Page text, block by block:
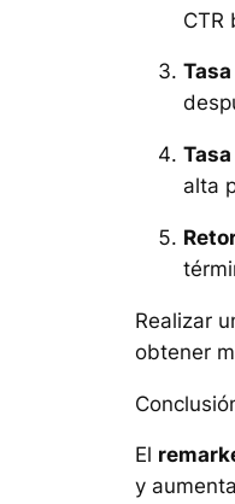
CTR
alta
Realizar
obtener
El
y